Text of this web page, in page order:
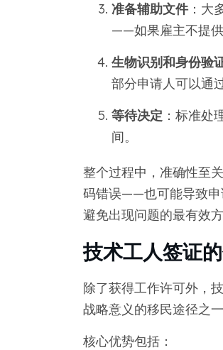
准备辅助文件：大
——如果雇主不提
生物识别和身份验
部分申请人可以通
等待决定 ：标准处
间。
整个过程中，准确性至
码错误——也可能导致申
避免出现问题的最有效方
技术工人签证
除了获得工作许可外，
战略意义的移民途径之一
核心优势包括：